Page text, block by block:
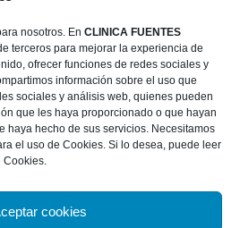
nosotros. En CLINICA FUENTES
terceros para mejorar la experiencia de
ofrecer funciones de redes sociales y
información sobre el uso que
sociales y análisis web, quienes pueden
que les haya proporcionado o que hayan
haya hecho de sus servicios. Necesitamos
el uso de Cookies. Si lo desea, puede leer
Cookies.
cookies